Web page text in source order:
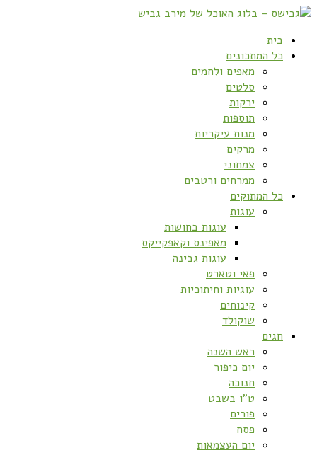
בית
כל המתכונים
מאפים ולחמים
סלטים
ירקות
תוספות
מנות עיקריות
מרקים
צמחוני
ממרחים ורטבים
כל המתוקים
עוגות
עוגות בחושות
מאפינס וקאפקייקס
עוגות גבינה
פאי וטארט
עוגיות וחיתוכיות
קינוחים
שוקולד
חגים
ראש השנה
יום כיפור
חנוכה
ט”ו בשבט
פורים
פסח
יום העצמאות